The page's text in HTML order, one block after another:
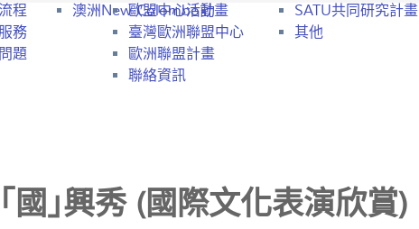
澳洲New Colombo計畫
SATU共同研究計畫
其他
程
務
題
歐盟中心活動
臺灣歐洲聯盟中心
歐洲聯盟計畫
聯絡資訊
國｣興秀 (國際文化表演欣賞)